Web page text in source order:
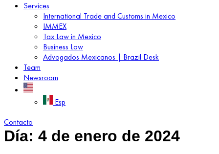
Services
International Trade and Customs in Mexico
IMMEX
Tax Law in Mexico
Business Law
Advogados Mexicanos | Brazil Desk
Team
Newsroom
Esp
Contacto
Día: 4 de enero de 2024